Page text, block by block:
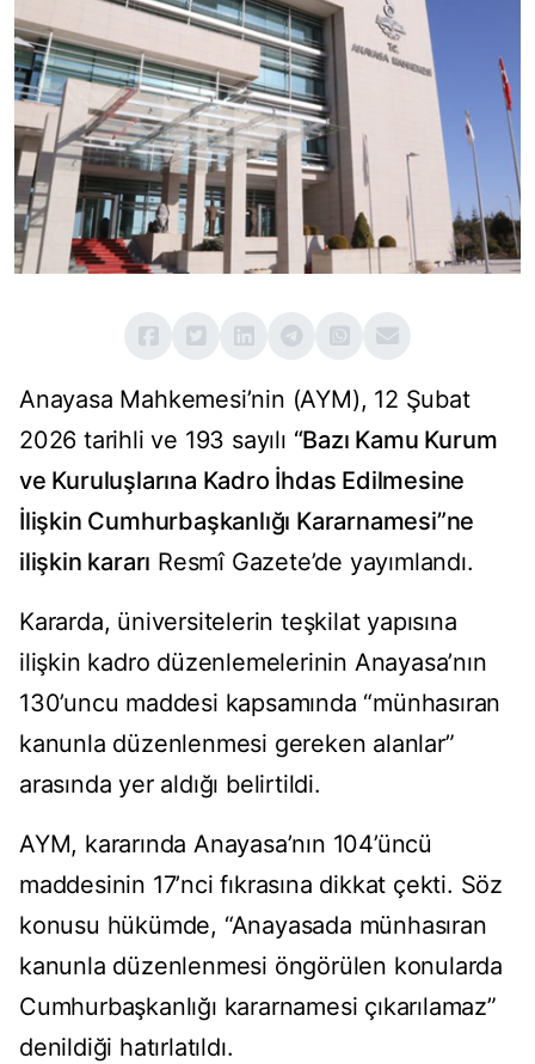
Anayasa Mahkemesi’nin (AYM), 12 Şubat
2026 tarihli ve 193 sayılı “Bazı Kamu Kurum
ve Kuruluşlarına Kadro İhdas Edilmesine
İlişkin Cumhurbaşkanlığı Kararnamesi”ne
ilişkin kararı Resmî Gazete’de yayımlandı.
Kararda, üniversitelerin teşkilat yapısına
ilişkin kadro düzenlemelerinin Anayasa’nın
130’uncu maddesi kapsamında “münhasıran
kanunla düzenlenmesi gereken alanlar”
arasında yer aldığı belirtildi.
AYM, kararında Anayasa’nın 104’üncü
maddesinin 17’nci fıkrasına dikkat çekti. Söz
konusu hükümde, “Anayasada münhasıran
kanunla düzenlenmesi öngörülen konularda
Cumhurbaşkanlığı kararnamesi çıkarılamaz”
denildiği hatırlatıldı.